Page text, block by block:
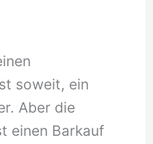
soweit, ein
Aber die
einen Barkauf